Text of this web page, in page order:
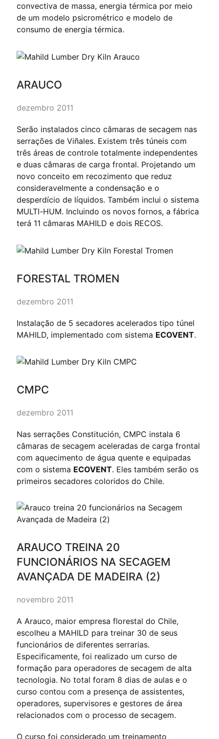
convectiva de massa, energia térmica por meio
de um modelo psicrométrico e modelo de
consumo de energia térmica.
ARAUCO
dezembro 2011
Serão instalados cinco câmaras de secagem nas
serrações de Viñales. Existem três túneis com
três áreas de controle totalmente independentes
e duas câmaras de carga frontal. Projetando um
novo conceito em recozimento que reduz
consideravelmente a condensação e o
desperdício de líquidos. Também inclui o sistema
MULTI-HUM. Incluindo os novos fornos, a fábrica
terá 11 câmaras MAHILD e dois RECOS.
FORESTAL TROMEN
dezembro 2011
Instalação de 5 secadores acelerados tipo túnel
MAHILD, implementado com sistema ECOVENT.
CMPC
dezembro 2011
Nas serrações Constitución, CMPC instala 6
câmaras de secagem aceleradas de carga frontal
com aquecimento de água quente e equipadas
com o sistema ECOVENT. Eles também serão os
primeiros secadores coloridos do Chile.
ARAUCO TREINA 20
FUNCIONÁRIOS NA SECAGEM
AVANÇADA DE MADEIRA (2)
novembro 2011
A Arauco, maior empresa florestal do Chile,
escolheu a MAHILD para treinar 30 de seus
funcionários de diferentes serrarias.
Especificamente, foi realizado um curso de
formação para operadores de secagem de alta
tecnologia. No total foram 8 dias de aulas e o
curso contou com a presença de assistentes,
operadores, supervisores e gestores de área
relacionados com o processo de secagem.
O curso foi considerado um treinamento